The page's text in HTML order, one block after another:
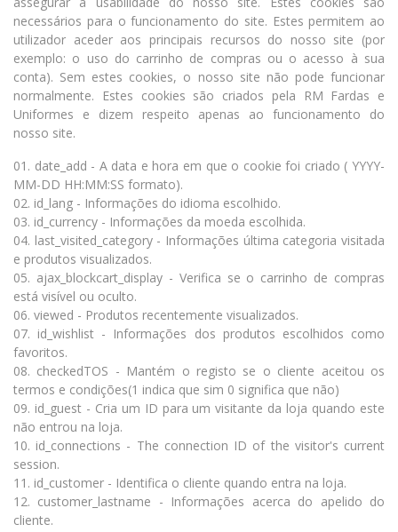
necessários para o funcionamento do site. Estes permitem ao
utilizador aceder aos principais recursos do nosso site (por
exemplo: o uso do carrinho de compras ou o acesso à sua
conta). Sem estes cookies, o nosso site não pode funcionar
normalmente. Estes cookies são criados pela RM Fardas e
Uniformes e dizem respeito apenas ao funcionamento do
nosso site.
01. date_add - A data e hora em que o cookie foi criado ( YYYY-
MM-DD HH:MM:SS formato).
02. id_lang - Informações do idioma escolhido.
03. id_currency - Informações da moeda escolhida.
04. last_visited_category - Informações última categoria visitada
e produtos visualizados.
05. ajax_blockcart_display - Verifica se o carrinho de compras
está visível ou oculto.
06. viewed - Produtos recentemente visualizados.
07. id_wishlist - Informações dos produtos escolhidos como
favoritos.
08. checkedTOS - Mantém o registo se o cliente aceitou os
termos e condições(1 indica que sim 0 significa que não)
09. id_guest - Cria um ID para um visitante da loja quando este
não entrou na loja.
10. id_connections - The connection ID of the visitor's current
session.
11. id_customer - Identifica o cliente quando entra na loja.
12. customer_lastname - Informações acerca do apelido do
cliente.